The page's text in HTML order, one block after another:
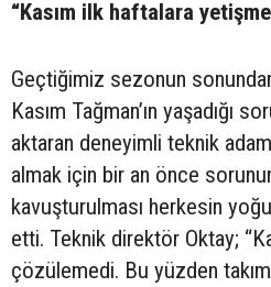
“Kasım ilk haftalara
Geçtiğimiz sezonun
Kasım Tağman’ın yaşadığı
aktaran deneyimli teknik
almak için bir an önce
kavuşturulması herkesin
etti. Teknik direktör Oktay;
çözülemedi. Bu yüzden